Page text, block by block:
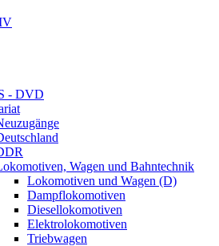
- DVD
Wagen und Bahntechnik
Lokomotiven und Wagen (D)
Dampflokomotiven
Diesellokomotiven
Elektrolokomotiven
Triebwagen